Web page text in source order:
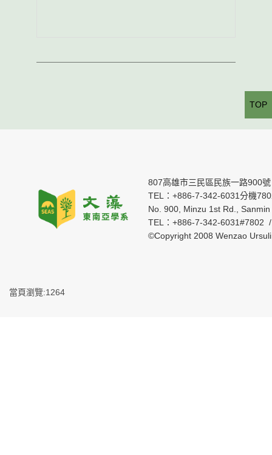
807高雄市三民區民族一路900號
TEL：+886-7-342-6031分機
No. 900, Minzu 1st Rd.,
TEL：+886-7-342-6031#7802
©Copyright 2008 Wenzao
當頁瀏覽:1264
TOP